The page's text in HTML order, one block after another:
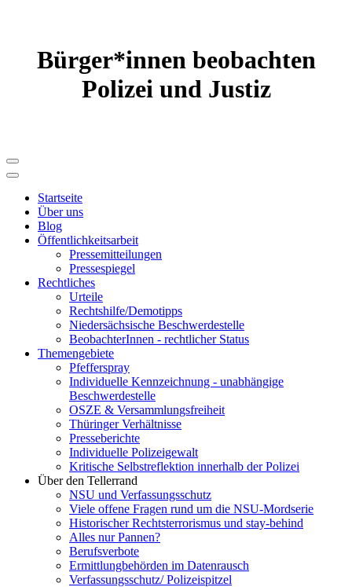
Bürger*innen beobachten
Polizei und Justiz
Startseite
Über uns
Blog
Öffentlichkeitsarbeit
Pressemitteilungen
Pressespiegel
Rechtliches
Urteile
Rechtshilfe/Demotipps
Niedersächsische Beschwerde­stelle
BeobachterInnen - rechtlicher Status
Themengebiete
Pfefferspray
Individuelle Kennzeichnung - unabhängige
Beschwerde­stelle
OSZE & Versammlungsfreiheit
Thüringer Verhältnisse
Presseberichte
Individuelle Polizeigewalt
Kritische Selbstreflektion innerhalb der Polizei
Über den Tellerrand
NSU und Verfassungsschutz
Viele offene Fragen rund um die NSU-Mordserie
Historischer Rechtsterrorismus und stay-behind
Alles nur Pannen?
Berufsverbote
Ermittlungbehörden im Datenrausch
Verfassungsschutz/ Polizeispitzel